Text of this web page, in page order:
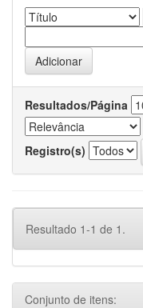
Resultados/Página
Registro(s)
Resultado 1-1 de 1.
Conjunto de itens: